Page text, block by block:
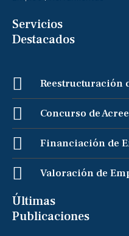
Servicios
Destacados
Reestructuración
Concurso de
Financiación de
Valoración de
Últimas
Publicaciones